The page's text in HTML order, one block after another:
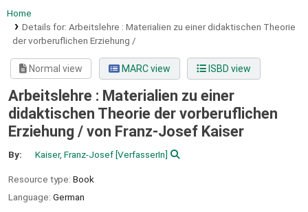
Home
Details for: Arbeitslehre : Materialien zu einer didaktischen Theorie
der vorberuflichen Erziehung /
Normal view MARC view ISBD view
Arbeitslehre : Materialien zu einer
didaktischen Theorie der vorberuflichen
Erziehung / von Franz-Josef Kaiser
By: Kaiser, Franz-Josef[VerfasserIn]
Resource type: Book
Language: German